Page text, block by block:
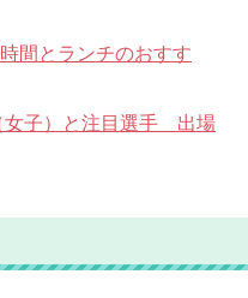
間とランチのおすす
女子）と注目選手 出場